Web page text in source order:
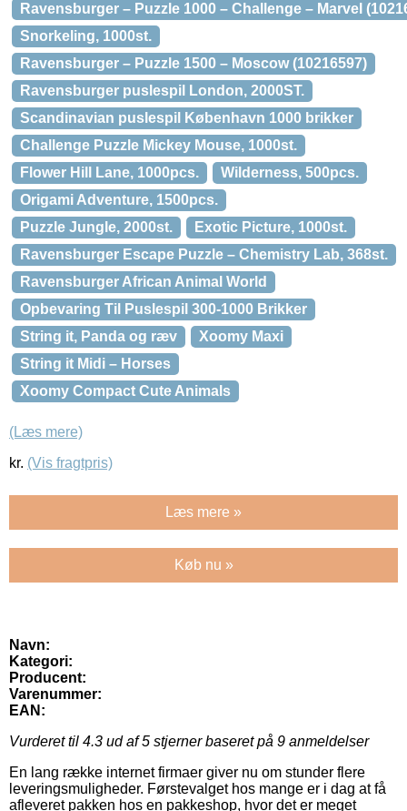
Ravensburger – Puzzle 1000 – Challenge – Marvel
Snorkeling, 1000st.
Ravensburger – Puzzle 1500 – Moscow (10216597)
Ravensburger puslespil London, 2000ST.
Scandinavian puslespil København 1000 brikker
Challenge Puzzle Mickey Mouse, 1000st.
Flower Hill Lane, 1000pcs.
Wilderness, 500pcs.
Origami Adventure, 1500pcs.
Puzzle Jungle, 2000st.
Exotic Picture, 1000st.
Ravensburger Escape Puzzle – Chemistry Lab, 368st.
Ravensburger African Animal World
Opbevaring Til Puslespil 300-1000 Brikker
String it, Panda og ræv
Xoomy Maxi
String it Midi – Horses
Xoomy Compact Cute Animals
(Læs mere)
kr. (Vis fragtpris)
Læs mere »
Køb nu »
Navn:
Kategori:
Producent:
Varenummer:
EAN:
Vurderet til 4.3 ud af 5 stjerner baseret på 9 anmeldelser
En lang række internet firmaer giver nu om stunder flere
leveringsmuligheder. Førstevalget hos mange er i dag at få
afleveret pakken hos en pakkeshop, hvor det er meget